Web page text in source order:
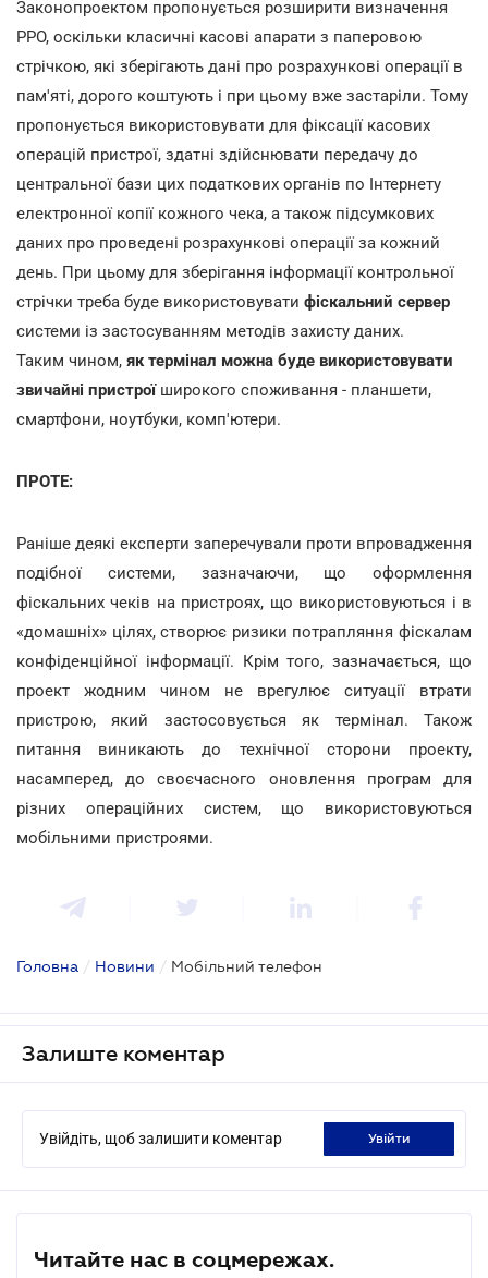
Законопроектом пропонується розширити визначення
РРО, оскільки класичні касові апарати з паперовою
стрічкою, які зберігають дані про розрахункові операції в
пам'яті, дорого коштують і при цьому вже застаріли. Тому
пропонується використовувати для фіксації касових
операцій пристрої, здатні здійснювати передачу до
центральної бази цих податкових органів по Інтернету
електронної копії кожного чека, а також підсумкових
даних про проведені розрахункові операції за кожний
день. При цьому для зберігання інформації контрольної
стрічки треба буде використовувати фіскальний сервер
системи із застосуванням методів захисту даних.
Таким чином, як термінал можна буде використовувати
звичайні пристроїширокого споживання - планшети,
смартфони, ноутбуки, комп'ютери.
ПРОТЕ:
Раніше деякі експерти заперечували проти впровадження
подібної системи, зазначаючи, що оформлення
фіскальних чеків на пристроях, що використовуються і в
«домашніх» цілях, створює ризики потрапляння фіскалам
конфіденційної інформації. Крім того, зазначається, що
проект жодним чином не врегулює ситуації втрати
пристрою, який застосовується як термінал. Також
питання виникають до технічної сторони проекту,
насамперед, до своєчасного оновлення програм для
різних операційних систем, що використовуються
мобільними пристроями.
Головна / Новини / Мобільний телефон
Залиште коментар
Увійдіть, щоб залишити коментар увійти
Читайте нас в соцмережах.